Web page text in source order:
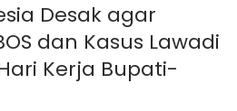
Desak agar
dan Kasus Lawadi
Kerja Bupati-